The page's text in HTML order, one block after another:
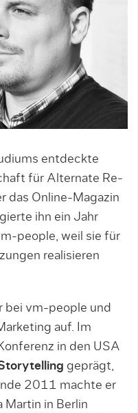
entdeckte
für Alternate Re­
das Online-Magazin
ihn ein Jahr
people, weil sie für
realisieren
bei vm-people und
auf. Im
in den USA
geprägt,
2011 machte er
Martin in Berlin